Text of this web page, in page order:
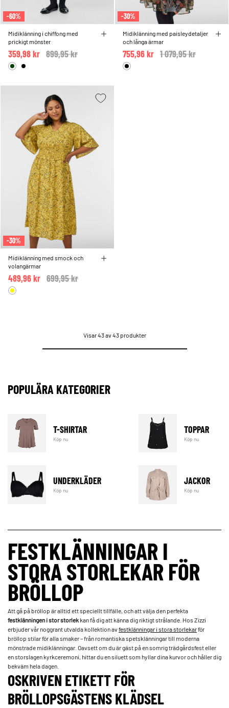
-60%
Midiklänning i chiffong med
prickigt mönster
Price reduced from
899,95 kr
359,98 kr
-30%
Midiklänning med paisleydetaljer
och långa ärmar
Price reduced from
1 079,95 kr
755,96 kr
-30%
Midiklänning med smock och
volangärmar
Price reduced from
699,95 kr
489,96 kr
Visar 43 av 43 produkter
POPULÄRA KATEGORIER
T-SHIRTAR
Köp nu
TOPPAR
Köp nu
UNDERKLÄDER
Köp nu
JACKOR
Köp nu
FESTKLÄNNINGAR I
STORA STORLEKAR FÖR
BRÖLLOP
Att gå på bröllop är alltid ett speciellt tillfälle, och att välja den perfekta
festklänningen i stor storlekkan få dig att känna dig riktigt strålande. Hos Zizzi
erbjuder vår noggrant utvalda kollektion avfestklänningar i stora storlekarför
bröllop stilar för alla smaker – från romantiska spetsklänningar till moderna
mönstrade midiklänningar. Oavsett om du är gäst på en somrig trädgårdsfest eller
en storslagen kyrkceremoni, hittar du en siluett som hyllar dina kurvor och håller dig
bekväm hela dagen.
OSKRIVEN ETIKETT FÖR
BRÖLLOPSGÄSTENS KLÄDSEL